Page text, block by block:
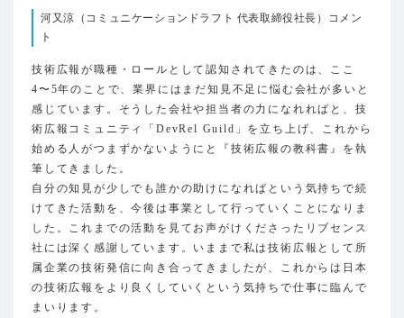
河又涼（コミュニケーションドラフト 代表取締役社長）コメン
ト
技術広報が職種・ロールとして認知されてきたのは、ここ
4〜5年のことで、業界にはまだ知見不足に悩む会社が多いと
感じています。そうした会社や担当者の力になれればと、技
術広報コミュニティ「DevRel Guild」を立ち上げ、これから
始める人がつまずかないようにと『技術広報の教科書』を執
筆してきました。
自分の知見が少しでも誰かの助けになればという気持ちで続
けてきた活動を、今後は事業として行っていくことになりま
した。これまでの活動を見てお声がけくださったリブセンス
社には深く感謝しています。いままで私は技術広報として所
属企業の技術発信に向き合ってきましたが、これからは日本
の技術広報をより良くしていくという気持ちで仕事に臨んで
まいります。